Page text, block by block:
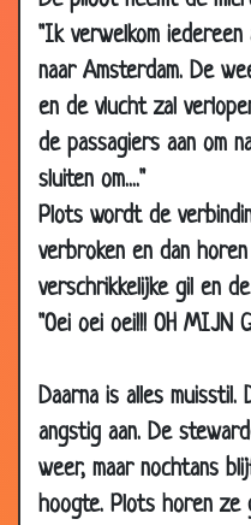
"Ik verwelkom
naar Amsterdam. De
en de vlucht zal
de passagiers aan om
sluiten om...."
Plots wordt de
verbroken en dan
verschrikkelijke gil en
"Oei oei oei!!! OH MIJN
Daarna is alles muisstil.
angstig aan. De
weer, maar nochtans
hoogte. Plots horen ze
09
Sep
2010
De "buffel theorie"
01 Sep
2010
Twee vragen
01 Sep
2010
Leeuwentemmer
18 Aug
Donatie
2010
11 Aug
2010
Niet goed kunnen